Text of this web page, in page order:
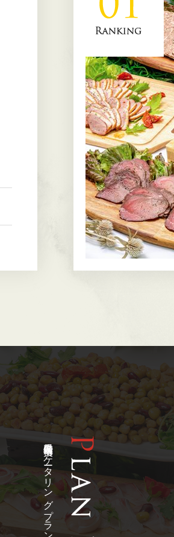
鹿児島県 奄美市のケータリングプラン一覧